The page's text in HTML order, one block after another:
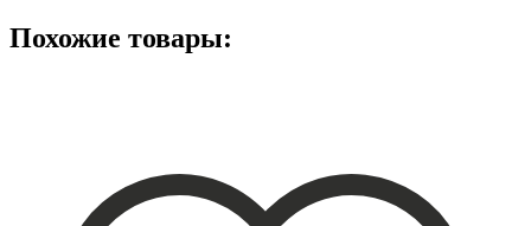
Похожие товары: